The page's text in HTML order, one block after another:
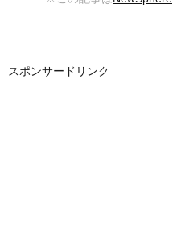
スポンサードリンク